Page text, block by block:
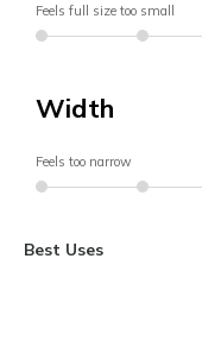
Feels full size too small
Width
Feels too narrow
Best Uses